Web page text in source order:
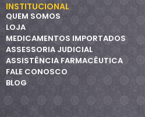
INSTITUCIONAL
QUEM SOMOS
LOJA
MEDICAMENTOS IMPORTADOS
ASSESSORIA JUDICIAL
ASSISTÊNCIA FARMACÊUTICA
FALE CONOSCO
BLOG